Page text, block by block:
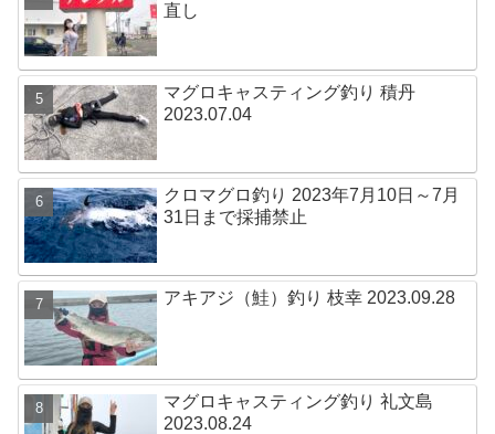
直し
マグロキャスティング釣り 積丹
2023.07.04
クロマグロ釣り 2023年7月10日～7月
31日まで採捕禁止
アキアジ（鮭）釣り 枝幸 2023.09.28
マグロキャスティング釣り 礼文島
2023.08.24